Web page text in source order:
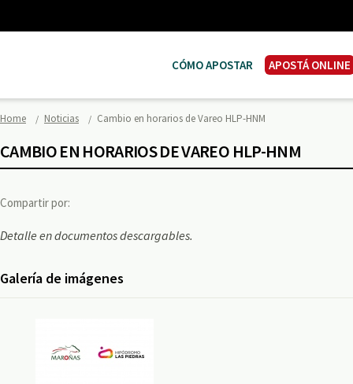
CÓMO APOSTAR APOSTÁ ONLINE
Home Noticias Cambio en horarios de Vareo HLP-HNM
CAMBIO EN HORARIOS DE VAREO HLP-HNM
Compartir por:
Detalle en documentos descargables.
Galería de imágenes